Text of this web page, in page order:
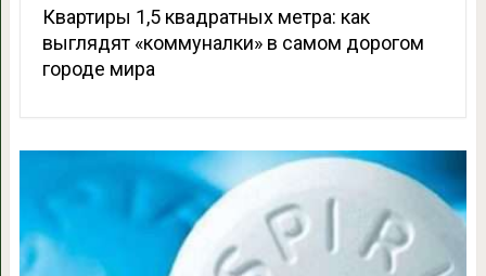
Квартиры 1,5 квадратных метра: как
выглядят «коммуналки» в самом дорогом
городе мира